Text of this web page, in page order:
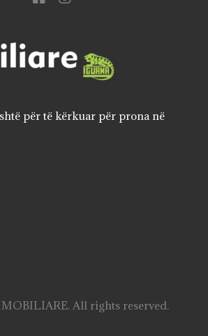
për të kërkuar për prona në
All rights reserved.